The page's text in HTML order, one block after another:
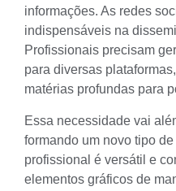
informações. As redes
indispensáveis na
Profissionais precisam
para diversas
matérias profundas para
Essa necessidade vai
formando um novo tipo
profissional é versátil e
elementos gráficos de